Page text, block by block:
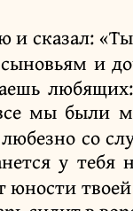
сказал:
сыновьям и
мы
со
у тебя
юности